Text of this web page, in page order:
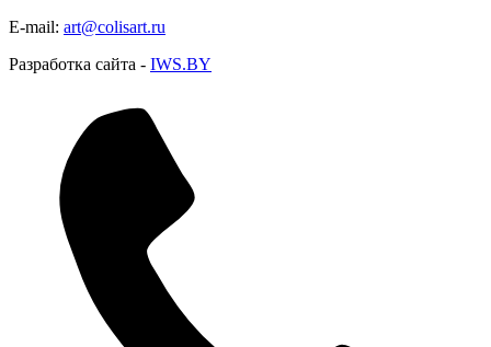
E-mail: art@colisart.ru
Разработка сайта - IWS.BY